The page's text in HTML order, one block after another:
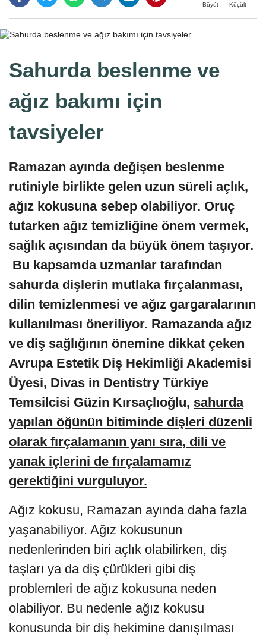
Büyüt Küçült
Sahurda beslenme ve
ağız bakımı için
tavsiyeler
Ramazan ayında değişen beslenme
rutiniyle birlikte gelen uzun süreli açlık,
ağız kokusuna sebep olabiliyor. Oruç
tutarken ağız temizliğine önem vermek,
sağlık açısından da büyük önem taşıyor.
Bu kapsamda uzmanlar tarafından
sahurda dişlerin mutlaka fırçalanması,
dilin temizlenmesi ve ağız gargaralarının
kullanılması öneriliyor. Ramazanda ağız
ve diş sağlığının önemine dikkat çeken
Avrupa Estetik Diş Hekimliği Akademisi
Üyesi, Divas in Dentistry Türkiye
Temsilcisi Güzin Kırsaçlıoğlu, sahurda
yapılan öğünün bitiminde dişleri düzenli
olarak fırçalamanın yanı sıra, dili ve
yanak içlerini de fırçalamamız
gerektiğini vurguluyor.
Ağız kokusu, Ramazan ayında daha fazla
yaşanabiliyor. Ağız kokusunun
nedenlerinden biri açlık olabilirken, diş
taşları ya da diş çürükleri gibi diş
problemleri de ağız kokusuna neden
olabiliyor. Bu nedenle ağız kokusu
konusunda bir diş hekimine danışılması